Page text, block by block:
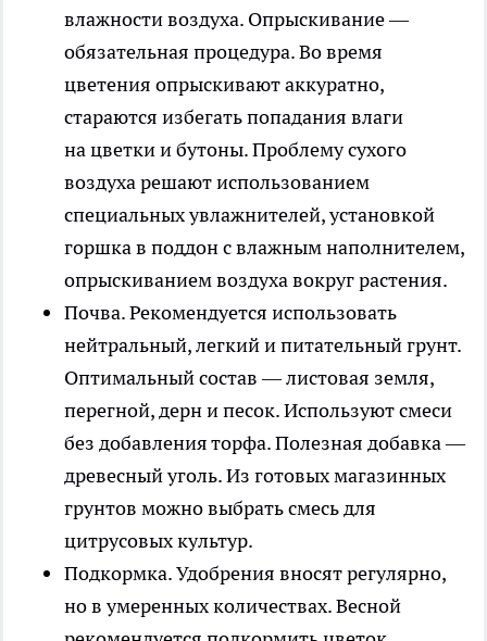
влажности воздуха. Опрыскивание —
обязательная процедура. Во время
цветения опрыскивают аккуратно,
стараются избегать попадания влаги
на цветки и бутоны. Проблему сухого
воздуха решают использованием
специальных увлажнителей, установкой
горшка в поддон с влажным наполнителем,
опрыскиванием воздуха вокруг растения.
Почва.Рекомендуется использовать
нейтральный, легкий и питательный грунт.
Оптимальный состав — листовая земля,
перегной, дерн и песок. Используют смеси
без добавления торфа. Полезная добавка —
древесный уголь. Из готовых магазинных
грунтов можно выбрать смесь для
цитрусовых культур.
Подкормка.Удобрения вносят регулярно,
но в умеренных количествах. Весной